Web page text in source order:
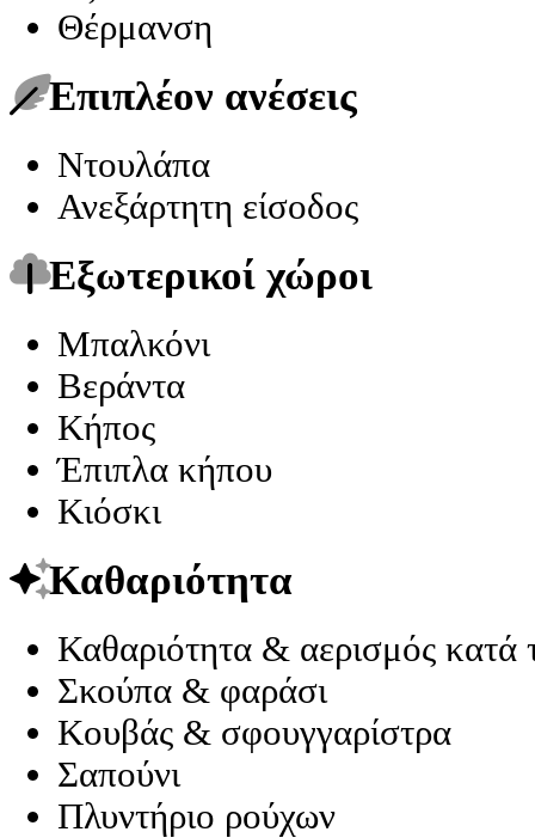
Θέρμανση
Επιπλέον ανέσεις
Ντουλάπα
Ανεξάρτητη είσοδος
Εξωτερικοί χώροι
Μπαλκόνι
Βεράντα
Κήπος
Έπιπλα κήπου
Κιόσκι
Καθαριότητα
Καθαριότητα & αερισμός κατά
Σκούπα & φαράσι
Κουβάς & σφουγγαρίστρα
Σαπούνι
Πλυντήριο ρούχων